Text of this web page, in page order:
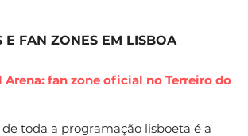
E FAN ZONES EM LISBOA
fan zone oficial no Terreiro do
toda a programação lisboeta é a